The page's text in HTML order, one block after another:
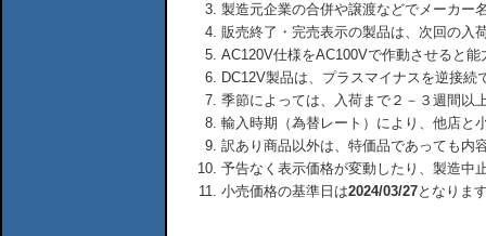
製造元企業の合併や譲渡などでメーカー
販売終了・完売表示の製品は、次回の入
AC120V仕様をAC100Vで作動させると
DC12V製品は、プラスマイナスを逆接
季節によっては、入荷まで２－３週間以
輸入時期（為替レート）により、他店と
訳あり商品以外は、特価品であっても内
予告なく表示価格が変動したり、製造中
小売価格の基準日は2024/03/27となりま